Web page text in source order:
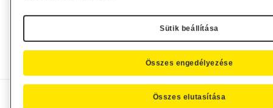
Bank közzététel Alapkezelő közzététel general 2019. december 23.
Módosul több, a Raiffeisen Befektetési
Sütik beállítása
Összes elutasítása
Összes engedélyezése